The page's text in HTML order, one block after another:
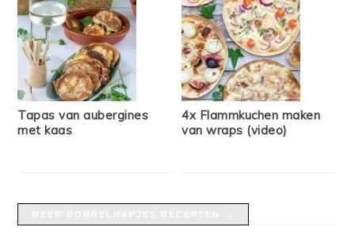
Tapas van aubergines
met kaas
4x Flammkuchen maken
van wraps (video)